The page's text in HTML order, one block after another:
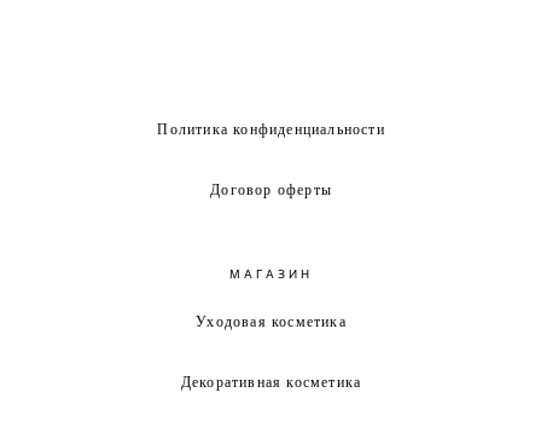
Политика конфиденциальности
Договор оферты
МАГАЗИН
Уходовая косметика
Декоративная косметика